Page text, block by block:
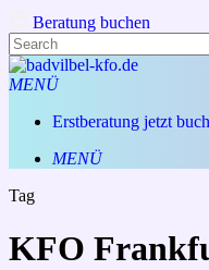
Beratung buchen
to
main
Close
Search
MENÜ
Erstberatung jetzt
MENÜ
Tag
KFO